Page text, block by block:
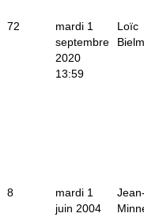
72
mardi 1
septembre
2020
13:59
Loïc
8
mardi 1
juin 2004